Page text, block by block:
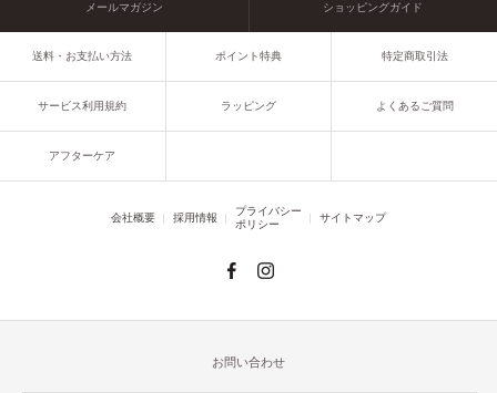
メールマガジン ショッピングガイド
送料・お支払い方法 ポイント特典 特定商取引法
サービス利用規約 ラッピング よくあるご質問
アフターケア
会社概要 採用情報
プライバシー
ポリシー
サイトマップ
お問い合わせ